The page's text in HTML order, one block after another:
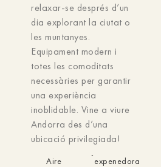
relaxar-se després d’un
dia explorant la ciutat o
les muntanyes.
Equipament modern i
totes les comoditats
necessàries per garantir
una experiència
inoblidable. Vine a viure
Andorra des d’una
ubicació privilegiada!
Aire
expenedora